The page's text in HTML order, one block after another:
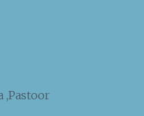
,Pastoor